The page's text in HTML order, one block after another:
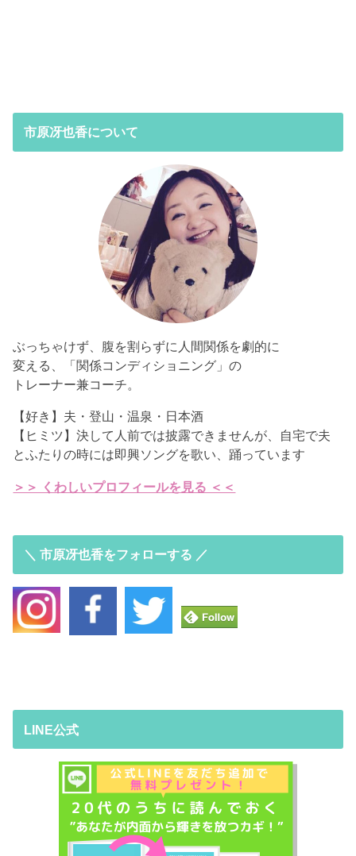
市原冴也香について
ぶっちゃけず、腹を割らずに人間関係を劇的に
変える、「関係コンディショニング」の
トレーナー兼コーチ。
【好き】夫・登山・温泉・日本酒
【ヒミツ】決して人前では披露できませんが、自宅で夫
とふたりの時には即興ソングを歌い、踊っています
＞＞ くわしいプロフィールを見る ＜＜
＼ 市原冴也香をフォローする ／
LINE公式